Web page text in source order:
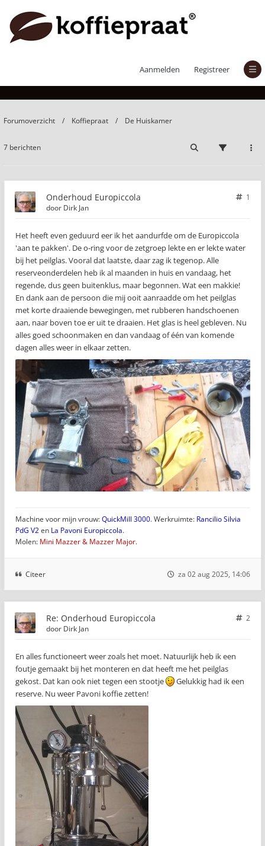
Aanmelden Registreer
Onderhoud Europiccola
Forumoverzicht Koffiepraat De Huiskamer
7 berichten
Onderhoud Europiccola
1
door Dirk Jan
Het heeft even geduurd eer ik het aandurfde om de Europiccola
'aan te pakken'. De o-ring voor de zetgroep lekte en er lekte water
bij het peilglas. Vooral dat laatste, daar zag ik tegenop. Alle
reserveonderdelen heb ik al maanden in huis en vandaag, het
regende, dus geen buitenklus, maar begonnen. Wat een makkie!
En dank aan de persoon die mij ooit aanraadde om het peilglas
met korte draaiende bewegingen, met rubberen handschoenen
aan, naar boven toe er uit te draaien. Het glas is heel gebleven. Nu
alles goed schoonmaken en dan vandaag of één van komende
dagen alles weer in elkaar zetten.
Machine voor mijn vrouw:QuickMill 3000. Werkruimte: Rancilio Silvia
PdG V2en La Pavoni Europiccola.
Molen: Mini Mazzer & Mazzer Major.
Citeer za 02 aug 2025, 14:06
Re: Onderhoud Europiccola
2
door Dirk Jan
En alles functioneert weer zoals het moet. Natuurlijk heb ik een
foutje gemaakt bij het monteren en dat heeft me het peilglas
gekost. Dat kan ook niet tegen een stootje
Gelukkig had ik een
reserve. Nu weer Pavoni koffie zetten!